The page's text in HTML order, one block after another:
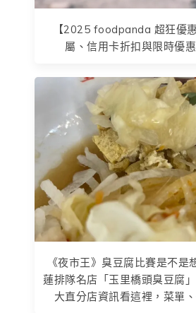
【2025 foodpanda 超狂優
屬、信用卡折扣與限時優
《夜市王》臭豆腐比賽是不是
蓮排隊名店「玉里橋頭臭豆腐
大直分店資訊看這裡，菜單